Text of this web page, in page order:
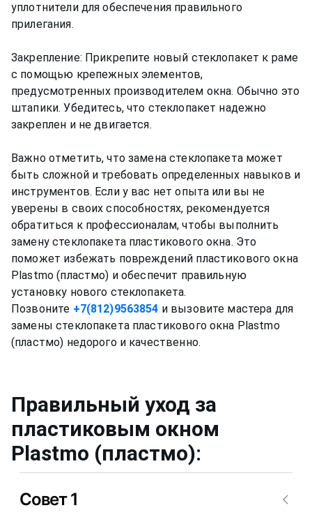
уплотнители для обеспечения правильного
прилегания.
Закрепление: Прикрепите новый стеклопакет к раме
с помощью крепежных элементов,
предусмотренных производителем окна. Обычно это
штапики. Убедитесь, что стеклопакет надежно
закреплен и не двигается.
Важно отметить, что замена стеклопакета может
быть сложной и требовать определенных навыков и
инструментов. Если у вас нет опыта или вы не
уверены в своих способностях, рекомендуется
обратиться к профессионалам, чтобы выполнить
замену стеклопакета пластикового окна. Это
поможет избежать повреждений пластикового окна
Plastmo (пластмо) и обеспечит правильную
установку нового стеклопакета.
Позвоните +7(812)9563854 и вызовите мастера для
замены стеклопакета пластикового окна Plastmo
Правильный уход за
пластиковым окном
Plastmo (пластмо):
Совет 1